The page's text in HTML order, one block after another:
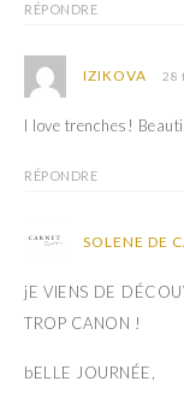
RÉPONDRE
IZIKOVA 28
I love trenches!
RÉPONDRE
SOLENE DE
jE VIENS DE
TROP CANON !
bELLE JOURNÉE,